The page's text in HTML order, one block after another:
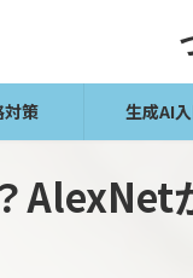
対策 生成AI